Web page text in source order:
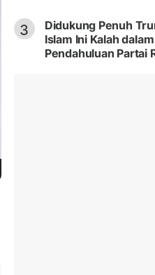
3
Didukung Penuh
Islam Ini Kalah
Pendahuluan Partai